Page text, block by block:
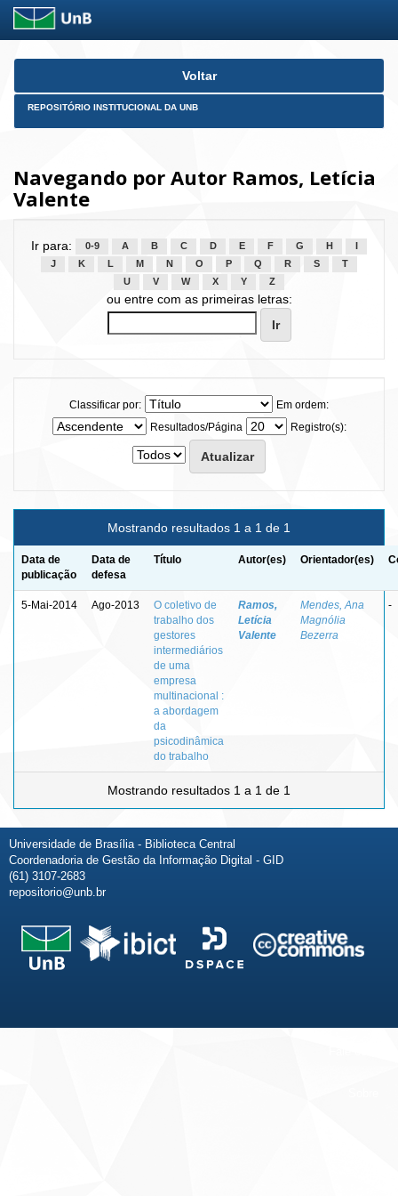
Skip
Voltar
REPOSITÓRIO INSTITUCIONAL DA UNB
Navegando por Autor Ramos, Letícia
Valente
Ir para: 0-9 A B C D E F G H
J
K L M N O P Q R S
T
U
V W X Y Z
ou entre com as primeiras letras:
Classificar por:
Em ordem:
Resultados/Página
Registro(s):
Mostrando resultados 1 a 1 de 1
Data de
publicação
Data de
defesa
Título Autor(es) Orientador(es)
5-Mai-2014 Ago-2013
O coletivo de
trabalho dos
gestores
intermediários
de uma
empresa
multinacional :
a abordagem
da
psicodinâmica
do trabalho
Ramos,
Letícia
Valente
Mendes, Ana
Magnólia
Bezerra
-
Mostrando resultados 1 a 1 de 1
Universidade de Brasília - Biblioteca Central
Coordenadoria de Gestão da Informação Digital - GID
(61) 3107-2683
repositorio@unb.br